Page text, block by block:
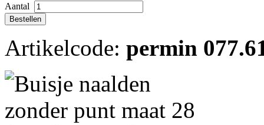
Aantal
Artikelcode: permin